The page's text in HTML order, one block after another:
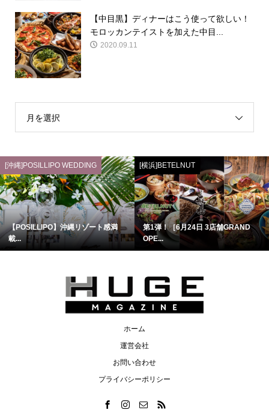
【中目黒】ディナーはこう使って欲しい！
モロッカンテイストを加えた中目...
2020.09.11
月を選択
[沖縄]POSILLIPO WEDDING
【POSILLIPO】沖縄リゾート感満
載...
[横浜]BETELNUT
第1弾！［6月24日 3店舗GRAND
OPE...
ホーム
運営会社
お問い合わせ
プライバシーポリシー